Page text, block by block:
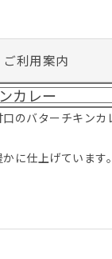
ご利用案内
カレー
のバターチキンカ
に仕上げています。